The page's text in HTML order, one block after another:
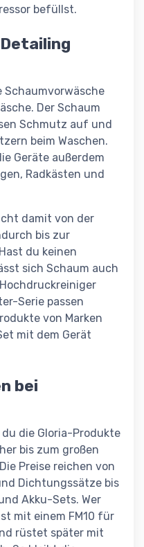
befüllst.
Schaumvorwäsche
Der Schaum
Schmutz auf und
beim Waschen.
Geräte außerdem
Radkästen und
damit von der
bis zur
du keinen
sich Schaum auch
Serie passen
von Marken
mit dem Gerät
bei
die Gloria-Produkte
bis zum großen
Preise reichen von
Dichtungssätze bis
Akku-Sets. Wer
mit einem FM10 für
rüstet später mit